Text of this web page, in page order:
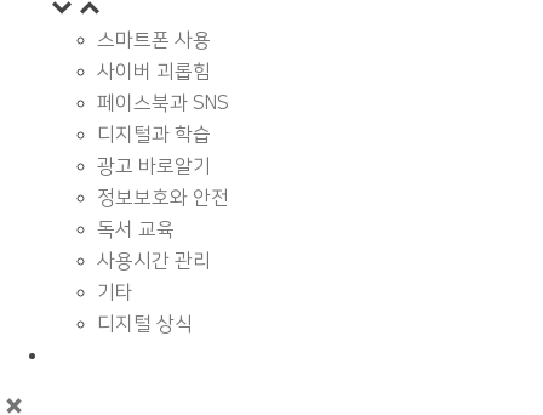
스마트폰 사용
사이버 괴롭힘
페이스북과 SNS
디지털과 학습
광고 바로알기
정보보호와 안전
독서 교육
사용시간 관리
기타
디지털 상식